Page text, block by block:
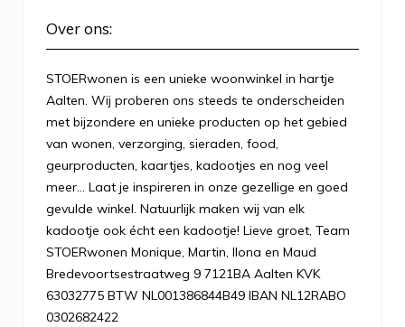
Over ons:
STOERwonen is een unieke woonwinkel in hartje
Aalten. Wij proberen ons steeds te onderscheiden
met bijzondere en unieke producten op het gebied
van wonen, verzorging, sieraden, food,
geurproducten, kaartjes, kadootjes en nog veel
meer... Laat je inspireren in onze gezellige en goed
gevulde winkel. Natuurlijk maken wij van elk
kadootje ook écht een kadootje! Lieve groet, Team
STOERwonen Monique, Martin, Ilona en Maud
Bredevoortsestraatweg 9 7121BA Aalten KVK
63032775 BTW NL001386844B49 IBAN NL12RABO
0302682422